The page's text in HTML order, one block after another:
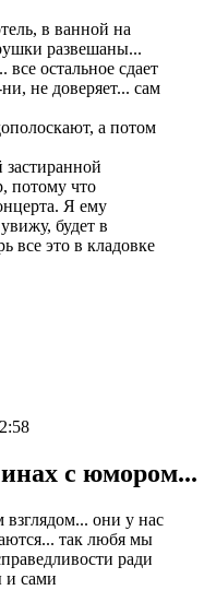
в ванной на
развешаны...
остальное сдает
не доверяет... сам
а потом
потому что
Я ему
будет в
все это в кладовке
с юмором...
взглядом... они у нас
так любя мы
ради
и сами